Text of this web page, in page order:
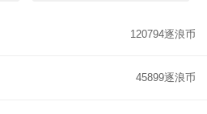
120794逐浪币
45899逐浪币